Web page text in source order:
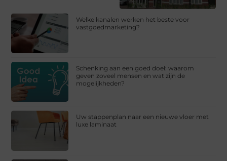
Welke kanalen werken het beste voor
vastgoedmarketing?
Schenking aan een goed doel: waarom
geven zoveel mensen en wat zijn de
mogelijkheden?
Uw stappenplan naar een nieuwe vloer met
luxe laminaat